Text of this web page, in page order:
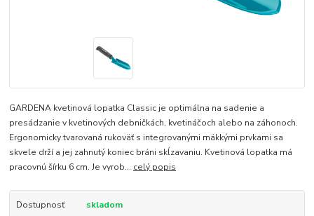
GARDENA kvetinová lopatka Classic je optimálna na sadenie a
presádzanie v kvetinových debničkách, kvetináčoch alebo na záhonoch.
Ergonomicky tvarovaná rukoväť s integrovanými mäkkými prvkami sa
skvele drží a jej zahnutý koniec bráni skĺzavaniu. Kvetinová lopatka má
pracovnú šírku 6 cm. Je vyrob... celý popis
Dostupnosť
skladom